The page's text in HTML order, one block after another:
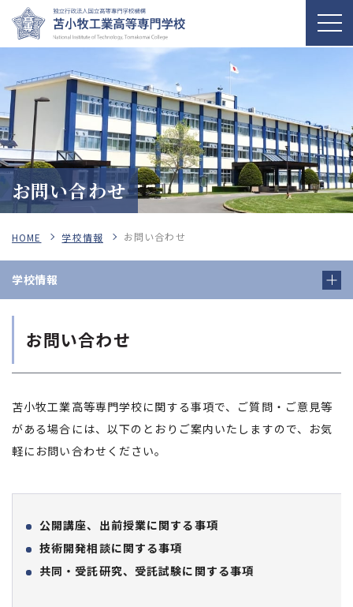
お問い合わせ
HOME 学校情報 お問い合わせ
学校情報
お問い合わせ
苫小牧工業高等専門学校に関する事項で、ご質問・ご意見等
がある場合には、以下のとおりご案内いたしますので、お気
軽にお問い合わせください。
公開講座、出前授業に関する事項
技術開発相談に関する事項
共同・受託研究、受託試験に関する事項